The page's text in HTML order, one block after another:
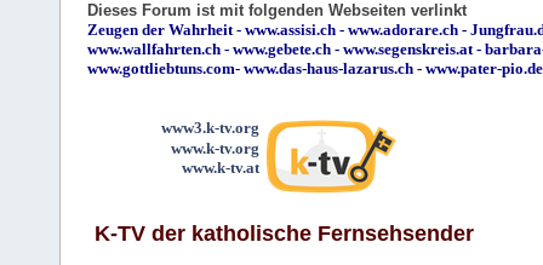
Dieses Forum ist mit folgenden Webseiten verlinkt
Zeugen der Wahrheit- www.assisi.ch - www.adorare.ch -
www.wallfahrten.ch - www.gebete.ch - www.segenskreis.at-
www.gottliebtuns.com- www.das-haus-lazarus.ch - www.pater-pio.de
www3.k-tv.org
www.k-tv.org
www.k-tv.at
K-TV der katholische Fernsehsender